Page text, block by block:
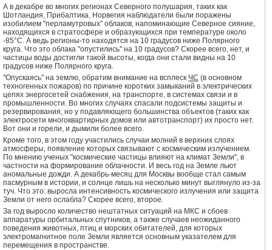
А в декабре во многих регионах Северного полушария, таких как
Шотландия, Прибалтика, Норвегия наблюдатели были поражены
изобилием "перламутровых" облаков, напоминающие Северное сияние,
находящихся в стратосфере и образующихся при температуре около
-85°C. А ведь регионы-то находятся на 10 градусов ниже Полярного
круга. Что это облака "опустились" на 10 градусов? Скорее всего, нет, и
частицы воды достигли такой высоты, когда они стали видны на 10
градусов ниже Полярного круга.
"Опускаясь" на землю, обратим внимание на всплеск ЧС (в основном
техногенных пожаров) по причине коротких замыканий в электрических
цепях энергосетей снабжения, на транспорте, в системах связи и в
промышленности. Во многих случаях спасали подсистемы защиты и
резервирования, но у подавляющего большинства объектов (таких как
электросети многоквартирных домов или автотранспорт) их просто нет.
Вот они и горели, и дымили более всего.
Кроме того, в этом году участились случаи молний в верхних слоях
атмосферы, появление которых связывают с космическим излучением.
По мнению ученых "космические частицы влияют на климат Земли", в
частности на формирование облачности. И весь год на Земле льют
аномальные дожди. А декабрь-месяц для Москвы вообще стал самым
пасмурным в истории, и солнце лишь на несколько минут выглянуло из-за
туч. Что это: выросла интенсивность космического излучения или защита
Земли от него ослабла? Скорее всего, второе.
За год выросло количество нештатных ситуаций на МКС и сбоев
аппаратуры орбитальных спутников, а также случаев неожиданного
поведения животных, птиц и морских обитателей, для которых
электромагнитное поле Земли является основным указателем для
перемещения в пространстве.